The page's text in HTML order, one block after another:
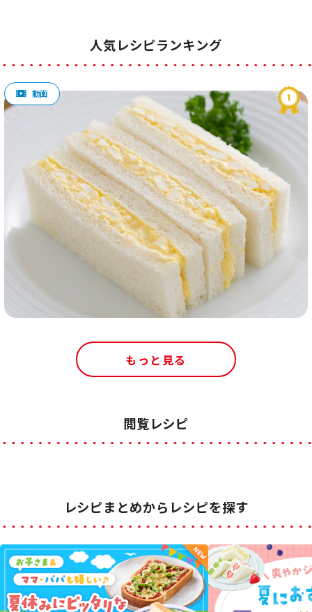
人気レシピランキング
もっと見る
閲覧レシピ
レシピまとめからレシピを探す